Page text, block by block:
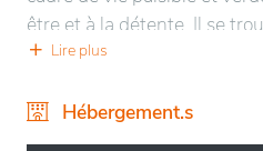
être et à la détente. Il se
commodités locales tout en
agréable. L’infrastructure
assure un confort optimal,
Lire plus
Hébergement.s